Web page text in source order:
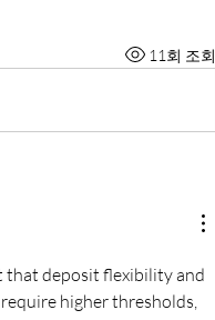
11회 조회
that deposit flexibility and
higher thresholds,